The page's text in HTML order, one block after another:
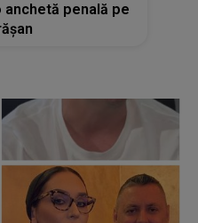
anchetă penală pe